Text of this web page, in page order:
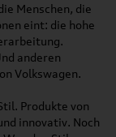
Menschen, die
eint: die hohe
anderen
Volkswagen.
Produkte von
innovativ. Noch